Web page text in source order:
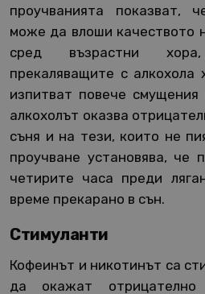
проучванията показват,
може да влоши качеството
сред възрастни
прекаляващите с алкохола
изпитват повече
алкохолът оказва
съня и на тези, които не
проучване установява, че
четирите часа преди
време прекарано в сън.
Стимуланти
Кофеинът и никотинът са
да окажат отрицателно